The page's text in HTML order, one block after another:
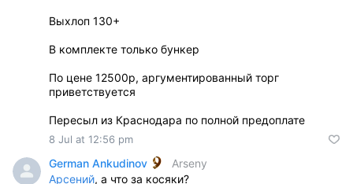
Выхлоп 130+
В комплекте только бункер
По цене 12500р, аргументированный торг
приветствуется
Пересыл из Краснодара по полной предоплате
8 Jul at 12:56 pm
German Ankudinov
Arseny
Арсений, а что за косяки?